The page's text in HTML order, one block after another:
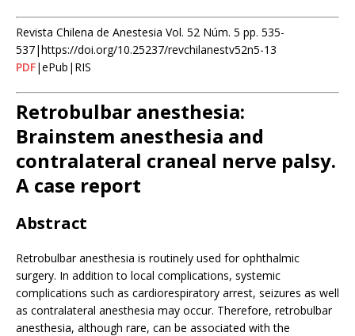
Revista Chilena de Anestesia Vol. 52 Núm. 5 pp. 535-
537|https://doi.org/10.25237/revchilanestv52n5-13
PDF|ePub|RIS
Retrobulbar anesthesia:
Brainstem anesthesia and
contralateral craneal nerve palsy.
A case report
Abstract
Retrobulbar anesthesia is routinely used for ophthalmic
surgery. In addition to local complications, systemic
complications such as cardiorespiratory arrest, seizures as well
as contralateral anesthesia may occur. Therefore, retrobulbar
anesthesia, although rare, can be associated with the